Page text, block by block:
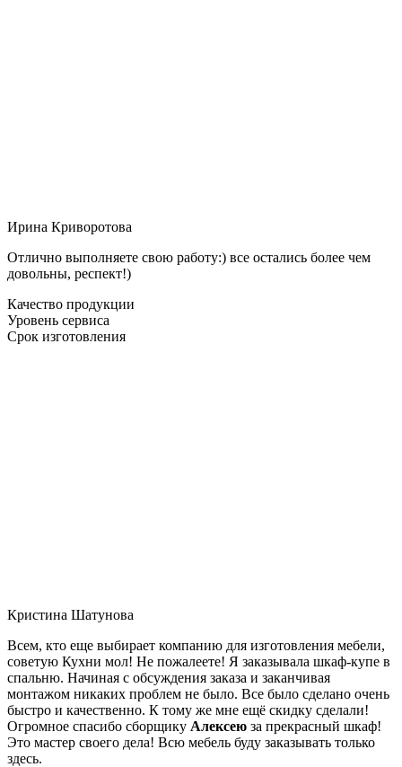
Ирина Криворотова
Отлично выполняете свою работу:) все остались более чем
довольны, респект!)
Качество продукции
Уровень сервиса
Срок изготовления
Кристина Шатунова
Всем, кто еще выбирает компанию для изготовления мебели,
советую Кухни мол! Не пожалеете! Я заказывала шкаф-купе в
спальню. Начиная с обсуждения заказа и заканчивая
монтажом никаких проблем не было. Все было сделано очень
быстро и качественно. К тому же мне ещё скидку сделали!
Огромное спасибо сборщику Алексею за прекрасный шкаф!
Это мастер своего дела! Всю мебель буду заказывать только
здесь.